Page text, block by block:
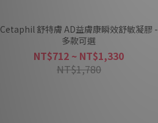
Cetaphil 舒特膚 AD益膚康瞬效舒敏凝膠 -
多款可選
NT$712 ~ NT$1,330
NT$1,780